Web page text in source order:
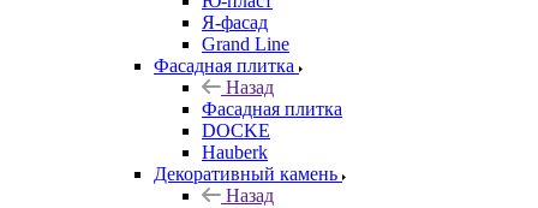
Я-фасад
Grand Line
Фасадная плитка
Назад
Фасадная плитка
DOCKE
Hauberk
Декоративный камень
Назад